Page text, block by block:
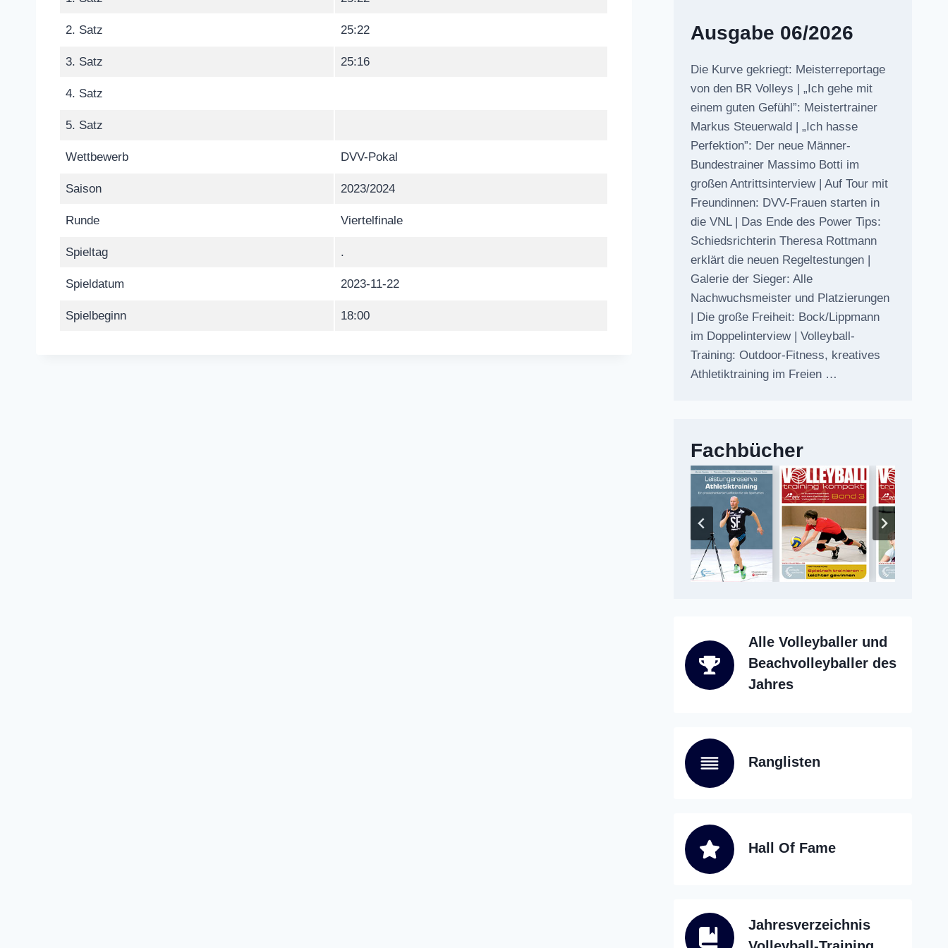
2. Satz 25:22
3. Satz 25:16
4. Satz
5. Satz
Wettbewerb DVV-Pokal
Saison 2023/2024
Runde Viertelfinale
Spieltag .
Spieldatum 2023-11-22
Spielbeginn 18:00
Ausgabe 06/2026
Die Kurve gekriegt: Meisterreportage
von den BR Volleys | „Ich gehe mit
einem guten Gefühl”: Meistertrainer
Markus Steuerwald | „Ich hasse
Perfektion”: Der neue Männer-
Bundestrainer Massimo Botti im
großen Antrittsinterview | Auf Tour mit
Freundinnen: DVV-Frauen starten in
die VNL | Das Ende des Power Tips:
Schiedsrichterin Theresa Rottmann
erklärt die neuen Regeltestungen |
Galerie der Sieger: Alle
Nachwuchsmeister und Platzierungen
| Die große Freiheit: Bock/Lippmann
im Doppelinterview | Volleyball-
Training: Outdoor-Fitness, kreatives
Athletiktraining im Freien …
Fachbücher
Alle Volleyballer und
Beachvolleyballer des
Jahres
Ranglisten
Hall Of Fame
Jahresverzeichnis